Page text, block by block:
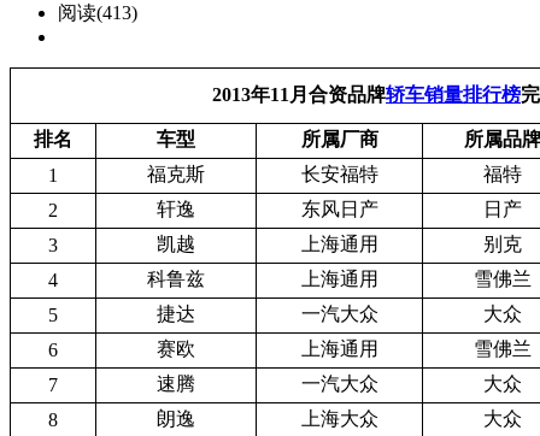
阅读(413)
2013年11月合资品牌轿车销量排行榜
排名 车型 所属厂商
所属品牌
1
福克斯 长安福特
福特
2
轩逸 东风日产
日产
3
凯越 上海通用
别克
4
科鲁兹 上海通用
雪佛兰
5
捷达 一汽大众
大众
6
赛欧 上海通用
雪佛兰
7
速腾 一汽大众
大众
8
朗逸 上海大众
大众